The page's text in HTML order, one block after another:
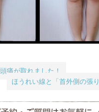
痛が取れました！
ほうれい線と「首外側の張